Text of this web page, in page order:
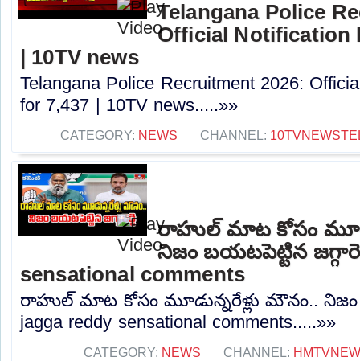
Telangana Police
Official Notification
| 10TV news
Telangana Police Recruitment 2026:
for 7,437 | 10TV news.....»»
CATEGORY: NEWS CHANNEL:
రాహుల్ మాట కోసం
నిజం బయటపెట్టిన
sensational comments
రాహుల్ మాట కోసం మూడున్నరేళ్లు మౌనం.. నిజం
jagga reddy sensational comments.....»»
CATEGORY: NEWS CHANNEL: